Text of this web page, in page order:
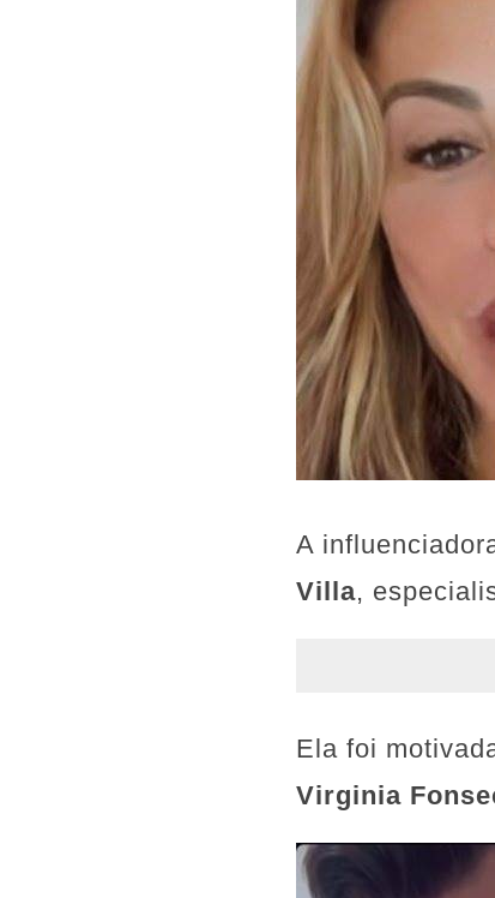
A
Villa,
Ela foi
Virginia